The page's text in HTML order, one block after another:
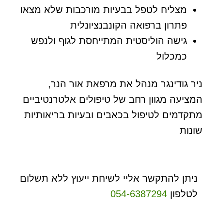
מצליח לטפל בבעיות מורכבות שלא מצאו
פתרון ברפואה הקונבנציונלית
גישה הוליסטית המתייחסת לגוף ולנפש
כמכלול
ניר גודינגר מנהל את מרפאת אור הנר,
המציעה מגוון רחב של טיפולים אלטרנטיביים
מתקדמים לטיפול בכאבים ובעיות בריאותיות
שונות
ניתן להתקשר אליי לשיחת ייעוץ ללא תשלום
לטלפון 054-6387294